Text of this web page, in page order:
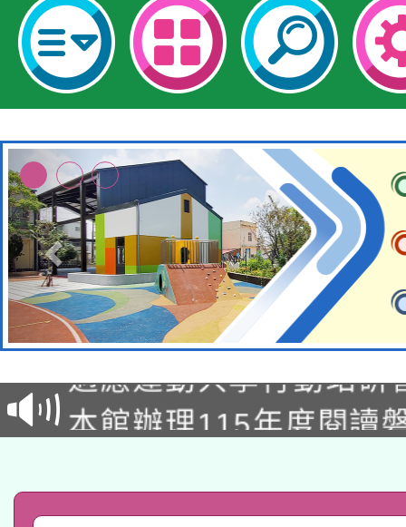
本校115學年度第2次
招)
本館辦理115年度閱讀
A3數位素養講師名單